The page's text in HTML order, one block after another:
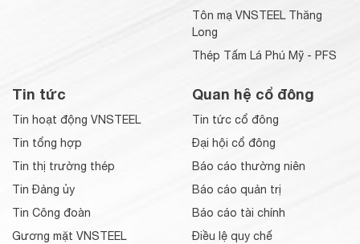
Tôn mạ VNSTEEL Thăng
Long
Thép Tấm Lá Phú Mỹ - PFS
Tin tức
Tin hoạt động VNSTEEL
Tin tổng hợp
Tin thị trường thép
Tin Đảng ủy
Tin Công đoàn
Gương mặt VNSTEEL
Quan hệ cổ đông
Tin tức cổ đông
Đại hội cổ đông
Báo cáo thường niên
Báo cáo quản trị
Báo cáo tài chính
Điều lệ quy chế